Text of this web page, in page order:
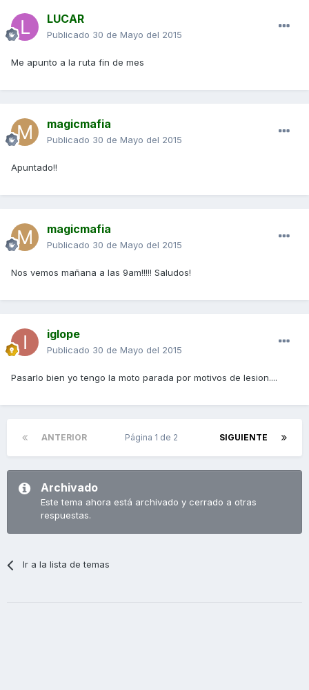
LUCAR
Publicado 30 de Mayo del 2015
Me apunto a la ruta fin de mes
magicmafia
Publicado 30 de Mayo del 2015
Apuntado!!
magicmafia
Publicado 30 de Mayo del 2015
Nos vemos mañana a las 9am!!!!! Saludos!
iglope
Publicado 30 de Mayo del 2015
Pasarlo bien yo tengo la moto parada por motivos de lesion....
ANTERIOR SIGUIENTE
Página 1 de 2
Archivado
Este tema ahora está archivado y cerrado a otras
respuestas.
Ir a la lista de temas